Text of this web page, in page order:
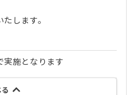
します。
実施となります
る